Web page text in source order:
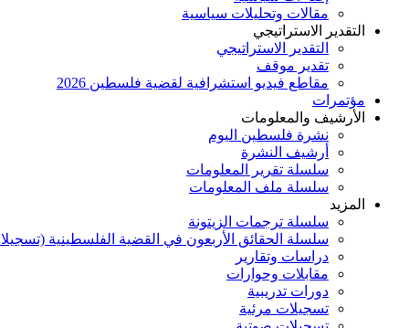
مقالات وتحليلات سياسية
التقدير الاستراتيجي
التقدير الاستراتيجي
تقدير موقف
مقاطع فيديو استشرافية لقضية فلسطين 2026
مؤتمرات
الأرشيف والمعلومات
نشرة فلسطين اليوم
أرشيف النشرة
سلسلة تقرير المعلومات
سلسلة ملف المعلومات
المزيد
سلسلة ترجمات الزيتونة
سلسلة الحقائق الأربعون في القضية الفلسطينية
دراسات وتقارير
مقابلات وحوارات
دورات تدريبية
تسجيلات مرئية